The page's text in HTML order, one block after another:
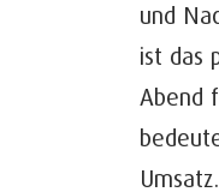
und
ist das
Abend
Umsatz.